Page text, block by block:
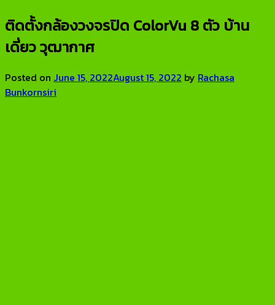
ติดตั้งกล้องวงจรปิด ColorVu 8 ตัว บ้าน
เดี่ยว วุฒากาศ
Posted on June 15, 2022August 15, 2022 by Rachasa
Bunkornsiri